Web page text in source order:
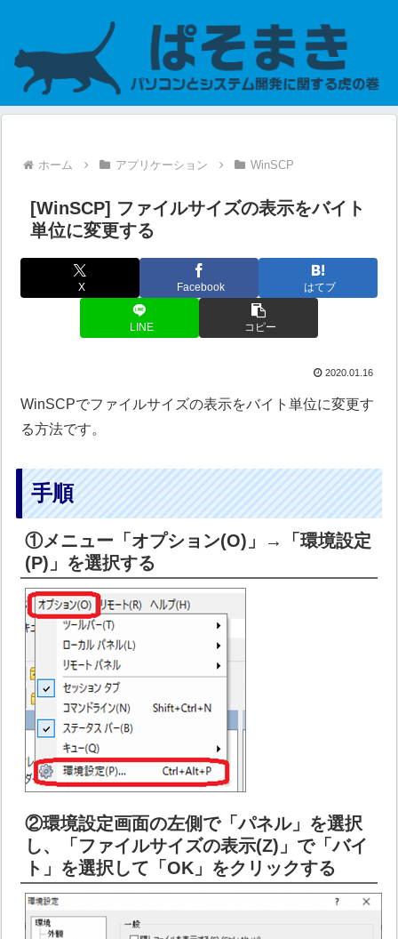
ホーム アプリケーション WinSCP
[WinSCP] ファイルサイズの表示をバイト
単位に変更する
X Facebook はてブ
LINE コピー
2020.01.16
WinSCPでファイルサイズの表示をバイト単位に変更す
る方法です。
手順
①メニュー「オプション(O)」→「環境設定
(P)」を選択する
②環境設定画面の左側で「パネル」を選択
し、「ファイルサイズの表示(Z)」で「バイ
ト」を選択して「OK」をクリックする